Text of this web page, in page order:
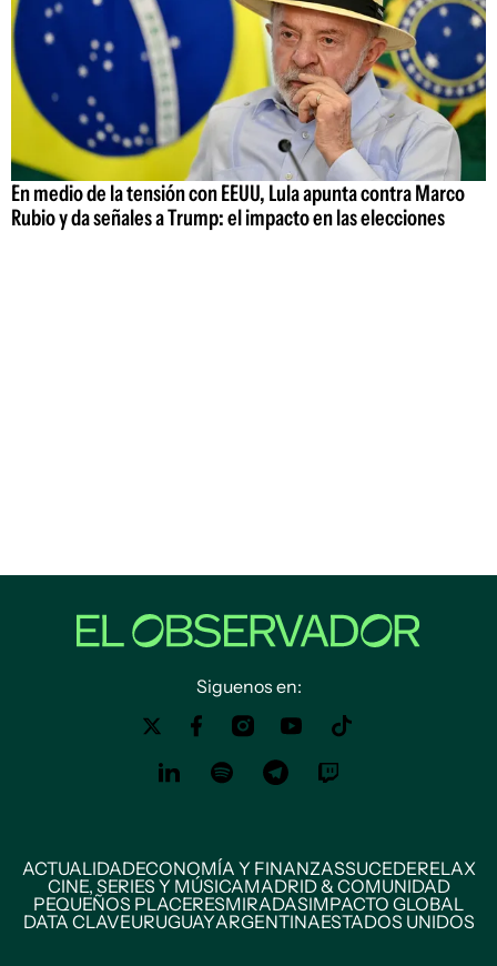
En medio de la tensión con EEUU, Lula apunta contra Marco
Rubio y da señales a Trump: el impacto en las elecciones
Siguenos en:
ACTUALIDADECONOMÍA Y FINANZASSUCEDERELAX
CINE, SERIES Y MÚSICAMADRID & COMUNIDAD
PEQUEÑOS PLACERESMIRADASIMPACTO GLOBAL
DATA CLAVEURUGUAYARGENTINAESTADOS UNIDOS